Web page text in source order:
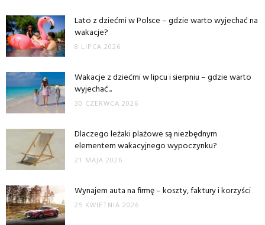
Lato z dziećmi w Polsce – gdzie warto wyjechać na
wakacje?
8 LIPCA 2026
Wakacje z dziećmi w lipcu i sierpniu – gdzie warto
wyjechać...
30 CZERWCA 2026
Dlaczego leżaki plażowe są niezbędnym
elementem wakacyjnego wypoczynku?
21 MAJA 2026
Wynajem auta na firmę – koszty, faktury i korzyści
25 KWIETNIA 2026